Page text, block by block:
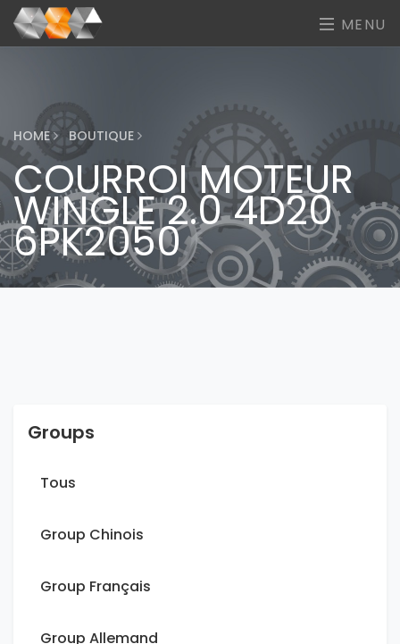
MENU
HOME BOUTIQUE
COURROI MOTEUR
WINGLE 2.0 4D20
6PK2050
Groups
Tous
Group Chinois
Group Français
Group Allemand